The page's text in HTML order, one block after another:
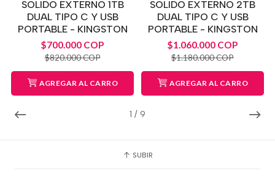
1 / 9
SOLIDO EXTERNO 1TB
DUAL TIPO C Y USB
PORTABLE - KINGSTON
$700.000 COP
$820.000 COP
AGREGAR AL CARRO
SOLIDO EXTERNO 2TB
DUAL TIPO C Y USB
PORTABLE - KINGSTON
$1.060.000 COP
$1.180.000 COP
AGREGAR AL CARRO
SUBIR